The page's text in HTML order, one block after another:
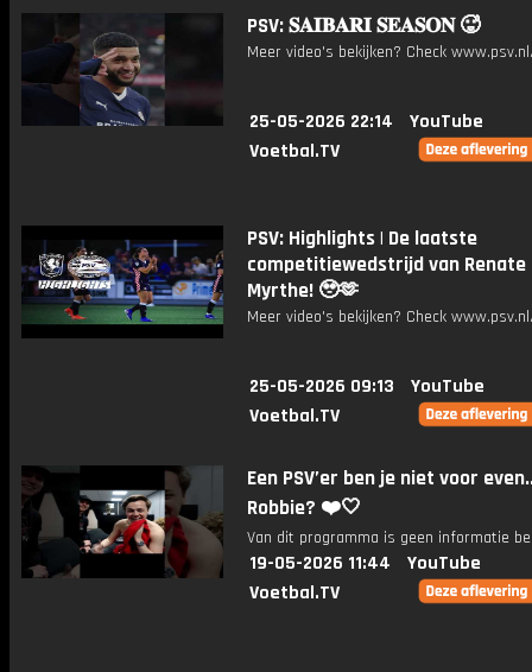
PSV: 𝐒𝐀𝐈𝐁𝐀𝐑𝐈 𝐒𝐄𝐀𝐒𝐎𝐍 🥵
Meer video's bekijken? Check
25-05-2026 22:14
YouTube
Voetbal.TV
PSV: Highlights | De laatste
competitiewedstrijd van Renate
Myrthe! 🥹🫶
Meer video's bekijken? Check
25-05-2026 09:13
YouTube
Voetbal.TV
Een PSV’er ben je niet voor
Robbie? ❤️🤍
Van dit programma is geen informatie
19-05-2026 11:44
YouTube
Voetbal.TV